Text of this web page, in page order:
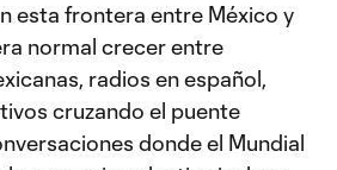
esta frontera entre México y
normal crecer entre
radios en español,
cruzando el puente
donde el Mundial